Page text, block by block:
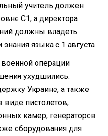
учитель должен
С1, а директора
должны владеть
языка с 1 августа
операции
ухудшились.
Украине, а также
пистолетов,
камер, генераторов
оборудования для